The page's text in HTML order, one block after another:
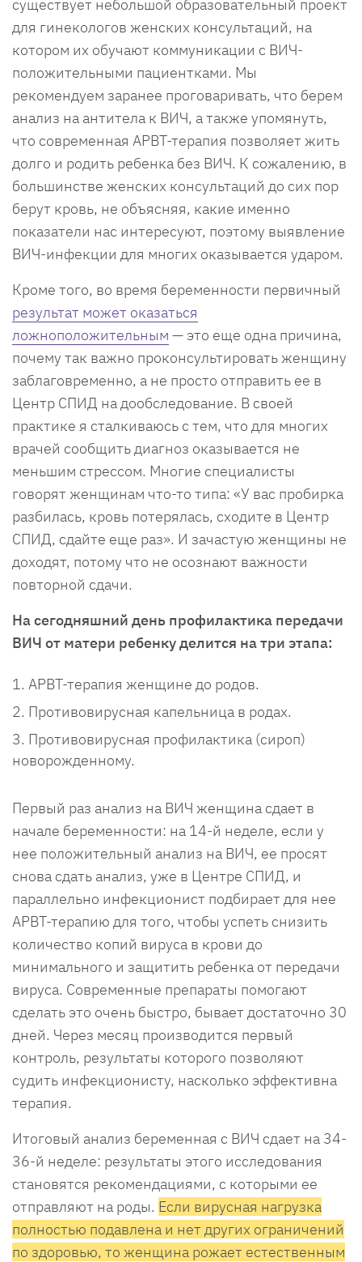
существует небольшой образовательный проект
для гинекологов женских консультаций, на
котором их обучают коммуникации с ВИЧ-
положительными пациентками. Мы
рекомендуем заранее проговаривать, что берем
анализ на антитела к ВИЧ, а также упомянуть,
что современная АРВТ-терапия позволяет жить
долго и родить ребенка без ВИЧ. К сожалению, в
большинстве женских консультаций до сих пор
берут кровь, не объясняя, какие именно
показатели нас интересуют, поэтому выявление
ВИЧ-инфекции для многих оказывается ударом.
Кроме того, во время беременности первичный
результат может оказаться
ложноположительным — это еще одна причина,
почему так важно проконсультировать женщину
заблаговременно, а не просто отправить ее в
Центр СПИД на дообследование. В своей
практике я сталкиваюсь с тем, что для многих
врачей сообщить диагноз оказывается не
меньшим стрессом. Многие специалисты
говорят женщинам что-то типа: «У вас пробирка
разбилась, кровь потерялась, сходите в Центр
СПИД, сдайте еще раз». И зачастую женщины не
доходят, потому что не осознают важности
повторной сдачи.
На сегодняшний день профилактика передачи
ВИЧ от матери ребенку делится на три этапа:
АРВТ-терапия женщине до родов.
Противовирусная капельница в родах.
Противовирусная профилактика (сироп)
новорожденному.
Первый раз анализ на ВИЧ женщина сдает в
начале беременности: на 14-й неделе, если у
нее положительный анализ на ВИЧ, ее просят
снова сдать анализ, уже в Центре СПИД, и
параллельно инфекционист подбирает для нее
АРВТ-терапию для того, чтобы успеть снизить
количество копий вируса в крови до
минимального и защитить ребенка от передачи
вируса. Современные препараты помогают
сделать это очень быстро, бывает достаточно 30
дней. Через месяц производится первый
контроль, результаты которого позволяют
судить инфекционисту, насколько эффективна
терапия.
Итоговый анализ беременная с ВИЧ сдает на 34-
36-й неделе: результаты этого исследования
становятся рекомендациями, с которыми ее
отправляют на роды. Если вирусная нагрузка
полностью подавлена и нет других ограничений
по здоровью, то женщина рожает естественным